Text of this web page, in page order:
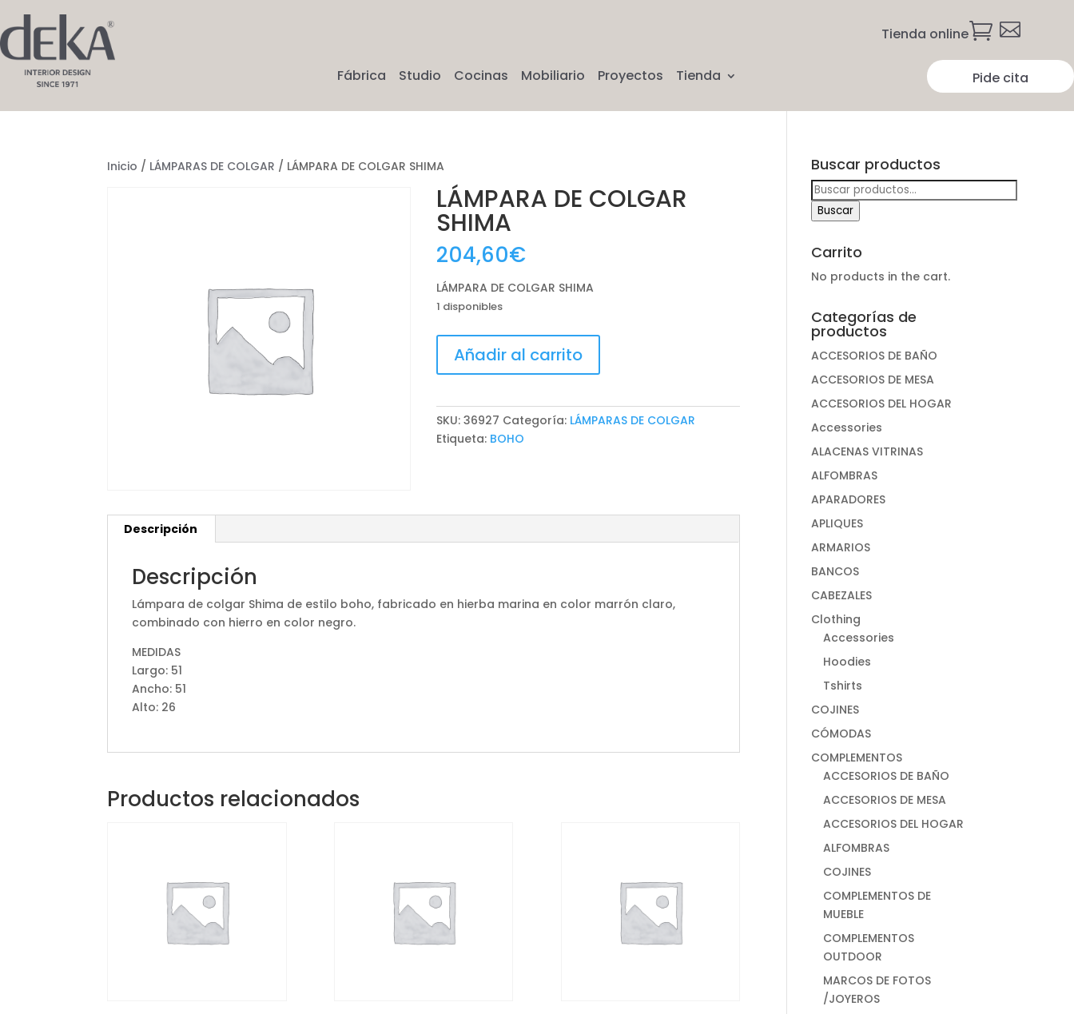
Tienda online 
Fábrica Studio Cocinas Mobiliario Proyectos Tienda Pide cita
Inicio / LÁMPARAS DE COLGAR / LÁMPARA DE COLGAR SHIMA
LÁMPARA DE COLGAR
SHIMA
204,60€
LÁMPARA DE COLGAR SHIMA
1 disponibles
COLGAR
cantidad
Añadir al carrito
SKU:36927 Categoría: LÁMPARAS DE COLGAR
Etiqueta: BOHO
Descripción
Descripción
Lámpara de colgar Shima de estilo boho, fabricado en hierba marina en color marrón claro,
combinado con hierro en color negro.
MEDIDAS
Largo: 51
Ancho: 51
Alto: 26
Productos relacionados
Buscar productos
Buscar
por:
Buscar
Carrito
No products in the cart.
Categorías de
productos
ACCESORIOS DE BAÑO
ACCESORIOS DE MESA
ACCESORIOS DEL HOGAR
Accessories
ALACENAS VITRINAS
ALFOMBRAS
APARADORES
APLIQUES
ARMARIOS
BANCOS
CABEZALES
Clothing
Accessories
Hoodies
Tshirts
COJINES
CÓMODAS
COMPLEMENTOS
ACCESORIOS DE BAÑO
ACCESORIOS DE MESA
ACCESORIOS DEL HOGAR
ALFOMBRAS
COJINES
COMPLEMENTOS DE
MUEBLE
COMPLEMENTOS
OUTDOOR
MARCOS DE FOTOS
/JOYEROS